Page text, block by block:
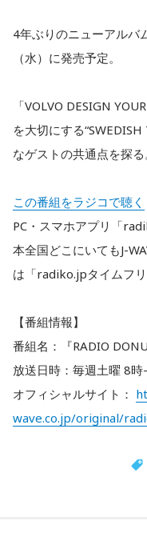
4年ぶりのニューアル
（水）に発売予定。
「VOLVO DESIGN
を大切にする
なゲストの共通点を探
この番組をラジコで聴く
PC・スマホアプリ「
本全国どこにいてもJ-
は「radiko.jpタイムフリ
【番組情報】
番組名：『RADIO
放送日時：毎週土曜 8
オフィシャルサイト：
wave.co.jp/original/